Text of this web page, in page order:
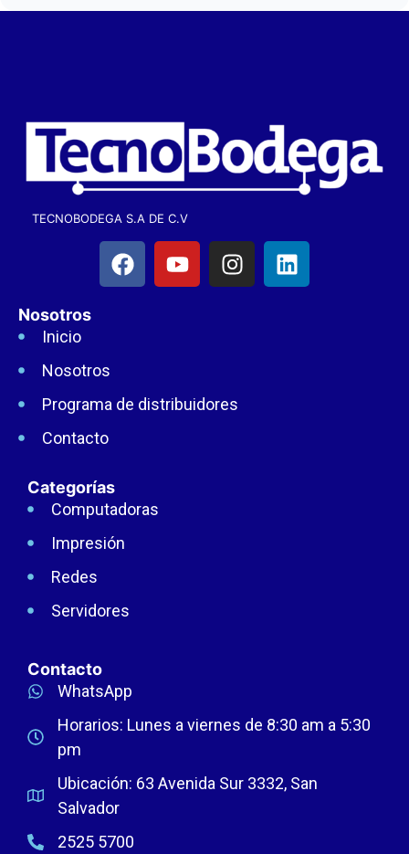
TECNOBODEGA S.A DE C.V
Nosotros
Inicio
Nosotros
Programa de distribuidores
Contacto
Categorías
Computadoras
Impresión
Redes
Servidores
Contacto
WhatsApp
Horarios: Lunes a viernes de 8:30 am a 5:30
pm
Ubicación: 63 Avenida Sur 3332, San
Salvador
2525 5700